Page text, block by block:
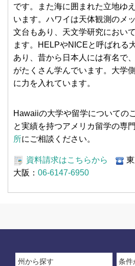
です。また海に囲まれた立地ゆ
います。ハワイは天体観測のメ
文台もあり、天文学研究におい
ます。HELPやNICEと呼ばれる
あり、昔から日本人には有名で
がたくさん学んでいます。大学
に力を入れています。
Hawaiiの大学や留学についての
と実績を持つアメリカ留学の専門
所にご相談ください。
資料請求はこちらから 東
大阪： 06-6147-6950
州から探す 条件